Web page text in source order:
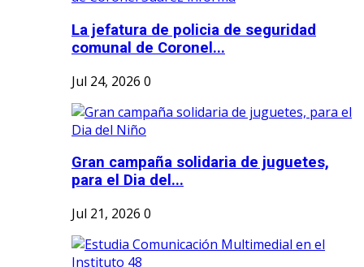
La jefatura de policia de seguridad
comunal de Coronel...
Jul 24, 2026 0
Gran campaña solidaria de juguetes,
para el Dia del...
Jul 21, 2026 0